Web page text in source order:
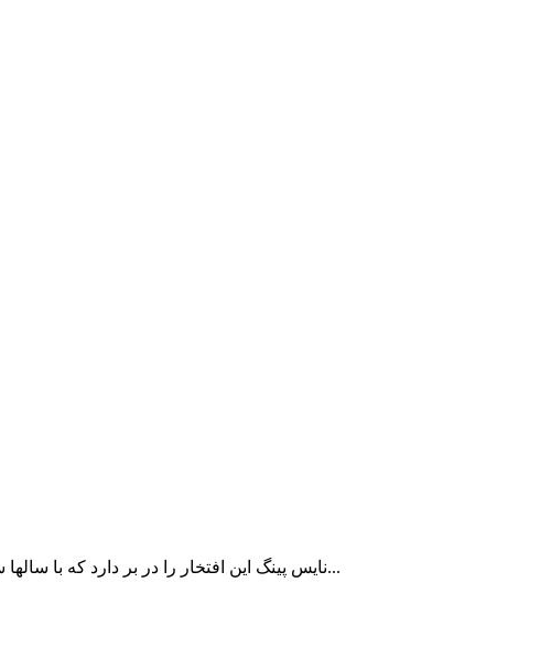
نایس پینگ این افتخار را در بر دارد که با سالها سابقه در زمینه ارائه سرویس کاهش پینگ تا اکنون به بیش از 10000 کاربر ایرانی با رضایت مشتریان خدمات رسانی نموده است...